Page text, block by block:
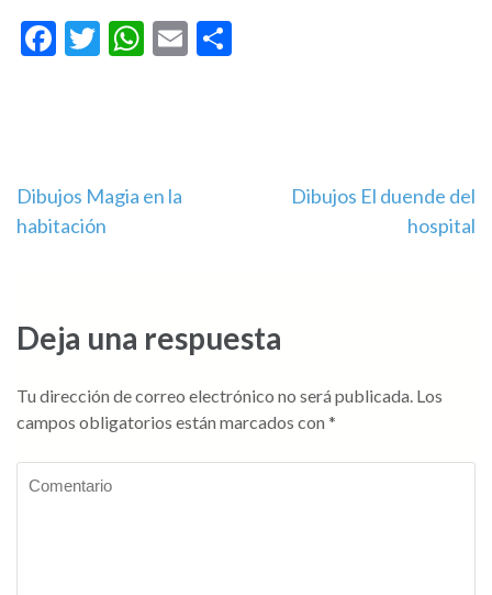
Facebook
Twitter
WhatsApp
Email
Navegación
de
Dibujos Magia en la
habitación
Dibujos El duende del
hospital
Deja una respuesta
Tu dirección de correo electrónico no será publicada. Los
campos obligatorios están marcados con *